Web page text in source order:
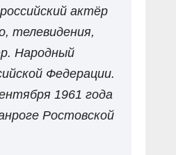
актёр
телевидения,
Народный
Федерации.
1961 года
Ростовской